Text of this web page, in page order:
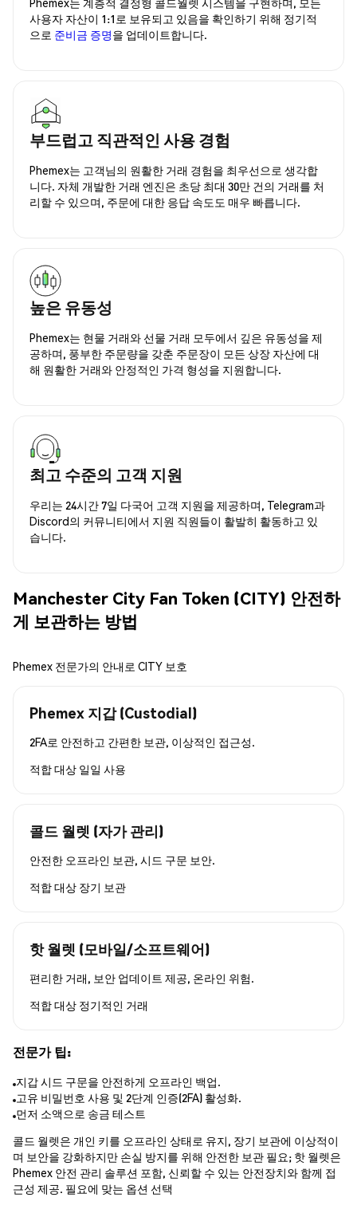
사용자 자산이 1:1로 보유되고 있음을 확인하기 위해 정기적
으로 준비금 증명을 업데이트합니다.
부드럽고 직관적인 사용 경험
Phemex는 고객님의 원활한 거래 경험을 최우선으로 생각합
니다. 자체 개발한 거래 엔진은 초당 최대 30만 건의 거래를 처
리할 수 있으며, 주문에 대한 응답 속도도 매우 빠릅니다.
높은 유동성
Phemex는 현물 거래와 선물 거래 모두에서 깊은 유동성을 제
공하며, 풍부한 주문량을 갖춘 주문장이 모든 상장 자산에 대
해 원활한 거래와 안정적인 가격 형성을 지원합니다.
최고 수준의 고객 지원
우리는 24시간 7일 다국어 고객 지원을 제공하며, Telegram과
Discord의 커뮤니티에서 지원 직원들이 활발히 활동하고 있
습니다.
Manchester City Fan Token (CITY) 안전하
게 보관하는 방법
Phemex 전문가의 안내로 CITY 보호
Phemex 지갑 (Custodial)
2FA로 안전하고 간편한 보관, 이상적인 접근성.
적합 대상 일일 사용
콜드 월렛 (자가 관리)
안전한 오프라인 보관, 시드 구문 보안.
적합 대상 장기 보관
핫 월렛 (모바일/소프트웨어)
편리한 거래, 보안 업데이트 제공, 온라인 위험.
적합 대상 정기적인 거래
전문가 팁:
지갑 시드 구문을 안전하게 오프라인 백업.
고유 비밀번호 사용 및 2단계 인증(2FA) 활성화.
먼저 소액으로 송금 테스트
콜드 월렛은 개인 키를 오프라인 상태로 유지, 장기 보관에 이상적이
며 보안을 강화하지만 손실 방지를 위해 안전한 보관 필요; 핫 월렛은
Phemex 안전 관리 솔루션 포함, 신뢰할 수 있는 안전장치와 함께 접
근성 제공. 필요에 맞는 옵션 선택